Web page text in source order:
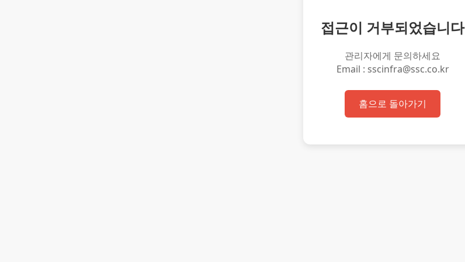
접근이 거부되었습니다
관리자에게 문의하세요
Email : sscinfra@ssc.co.kr
홈으로 돌아가기